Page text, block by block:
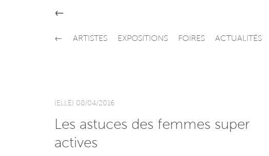
←
← ARTISTES EXPOSITIONS FOIRES ACTUALITÉS
(ELLE) 08/04/2016
Les astuces des femmes super
actives